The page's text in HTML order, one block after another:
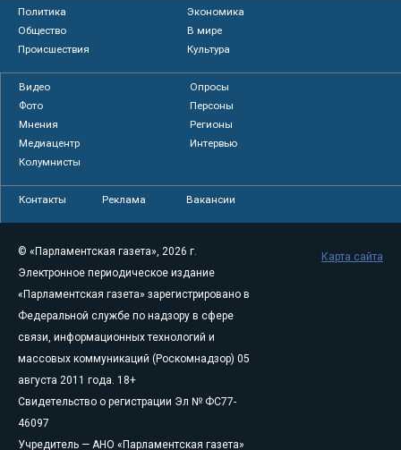
Политика
Экономика
Общество
В мире
Происшествия
Культура
Видео
Опросы
Фото
Персоны
Мнения
Регионы
Медиацентр
Интервью
Колумнисты
Контакты Реклама Вакансии
© «Парламентская газета», 2026 г.
Электронное периодическое издание
«Парламентская газета» зарегистрировано в
Федеральной службе по надзору в сфере
связи, информационных технологий и
массовых коммуникаций (Роскомнадзор) 05
августа 2011 года. 18+
Свидетельство о регистрации Эл № ФС77-
46097
Учредитель — АНО «Парламентская газета»
Карта сайта